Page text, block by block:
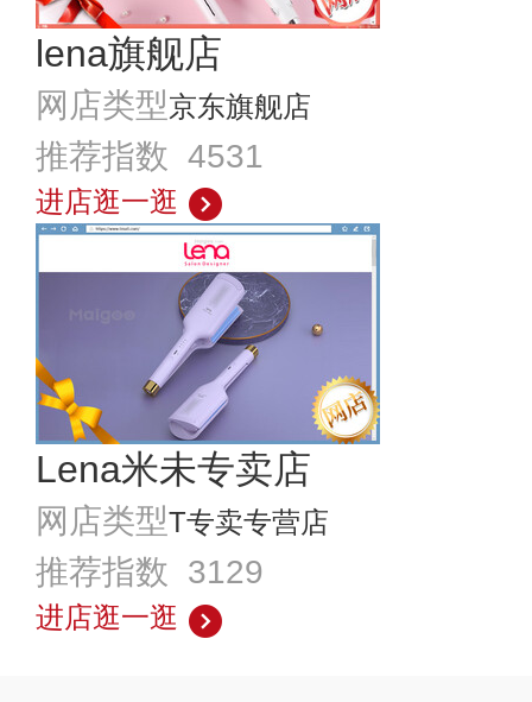
lena旗舰店
网店类型京东旗舰店
推荐指数 4531
进店逛一逛
Lena米未专卖店
网店类型T专卖专营店
推荐指数 3129
进店逛一逛